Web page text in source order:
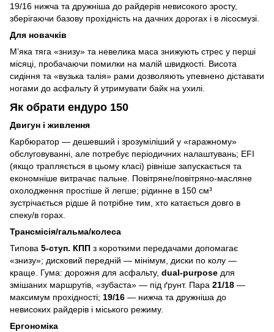
19/16 нижча та дружніша до райдерів невисокого зросту,
зберігаючи базову прохідність на дачних дорогах і в лісосмузі.
Для новачків
М’яка тяга «знизу» та невелика маса знижують стрес у перші
місяці, пробачаючи помилки на малій швидкості. Висота
сидіння та «вузька талія» рами дозволяють упевнено діставати
ногами до асфальту й утримувати байк на ухилі.
Як обрати ендуро 150
Двигун і живлення
Карбюратор — дешевший і зрозуміліший у «гаражному»
обслуговуванні, але потребує періодичних налаштувань; EFI
(якщо трапляється в цьому класі) рівніше запускається та
економніше витрачає пальне. Повітряне/повітряно-масляне
охолодження простіше й легше; рідинне в 150 см³
зустрічається рідше й потрібне тим, хто катається довго в
спеку/в горах.
Трансмісія/гальма/колеса
Типова 5-ступ. КПП з короткими передачами допомагає
«знизу»; дисковий передній — мінімум, диски по колу —
краще. Гума: дорожня для асфальту, dual-purpose для
змішаних маршрутів, «зубаста» — під ґрунт. Пара 21/18 —
максимум прохідності; 19/16 — нижча та дружніша до
невисоких райдерів і міського режиму.
Ергономіка